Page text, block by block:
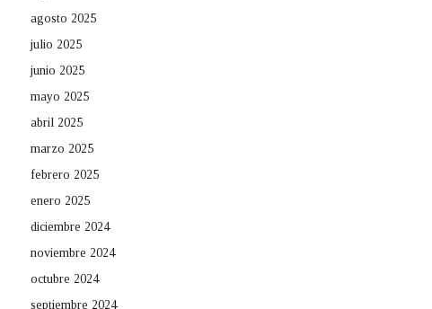
agosto 2025
julio 2025
junio 2025
mayo 2025
abril 2025
marzo 2025
febrero 2025
enero 2025
diciembre 2024
noviembre 2024
octubre 2024
septiembre 2024